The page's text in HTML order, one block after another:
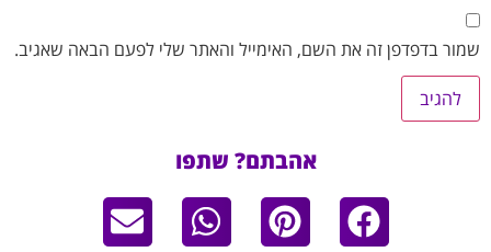
שמור בדפדפן זה את השם, האימייל והאתר שלי לפעם הבאה שאגיב.
אהבתם? שתפו